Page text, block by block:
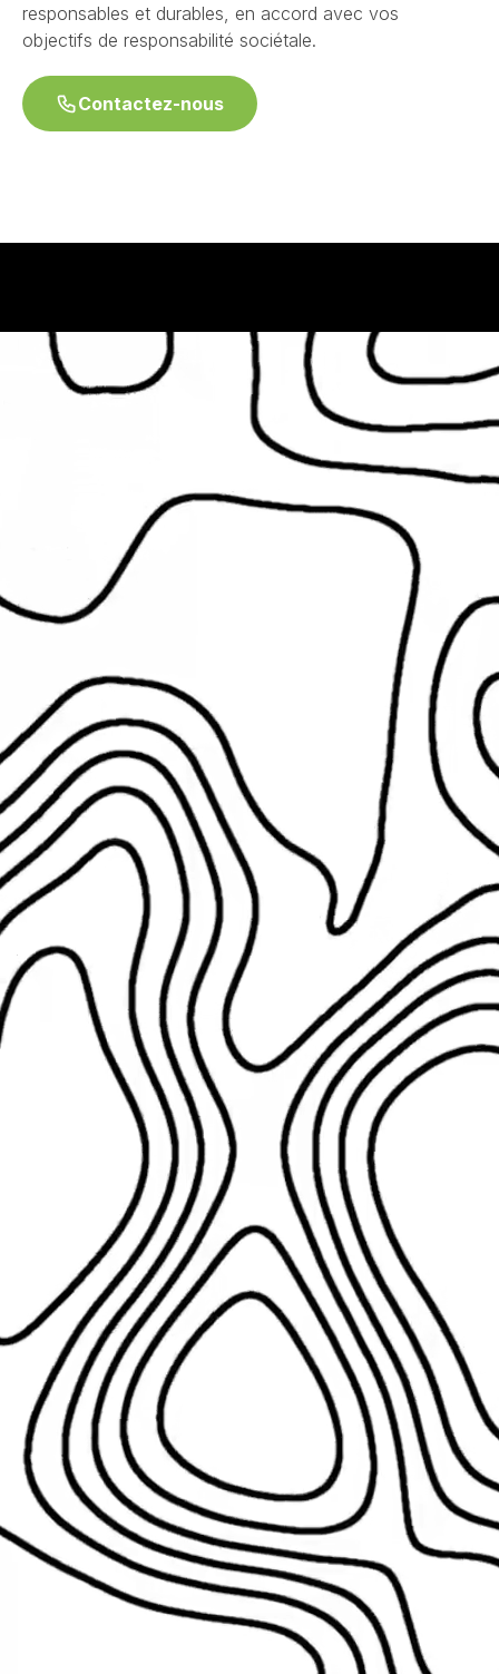
responsables et durables, en accord avec vos
objectifs de responsabilité sociétale.
Contactez-nous